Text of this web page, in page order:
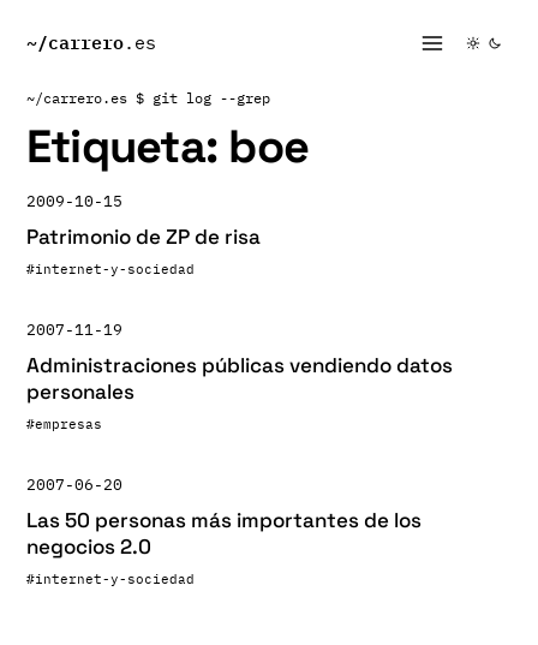
~/carrero.es
~/carrero.es $ git log --grep
Etiqueta: boe
2009-10-15
Patrimonio de ZP de risa
#internet-y-sociedad
2007-11-19
Administraciones públicas vendiendo datos
personales
#empresas
2007-06-20
Las 50 personas más importantes de los
negocios 2.0
#internet-y-sociedad